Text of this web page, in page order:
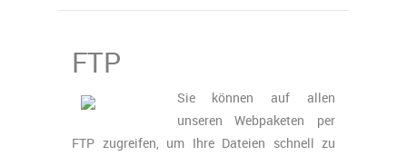
FTP
Sie können auf allen
unseren Webpaketen per
FTP zugreifen, um Ihre Dateien schnell zu